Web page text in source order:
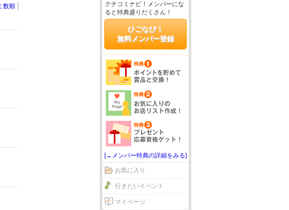
数順
クチコミナビ！メンバーにな
ると特典盛りだくさん！
ひごなび！
無料メンバー登録
[→メンバー特典の詳細をみる]
お気に入り
行きたいイベント
マイページ